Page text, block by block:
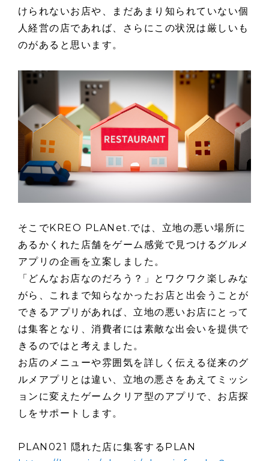
けられないお店や、まだあまり知られていない個
人経営の店であれば、さらにこの状況は厳しいも
のがあると思います。
そこでKREO PLANet.では、立地の悪い場所に
あるかくれた店舗をゲーム感覚で見つけるグルメ
アプリの企画を立案しました。
「どんなお店なのだろう？」とワクワク楽しみな
がら、これまで知らなかったお店と出会うことが
できるアプリがあれば、立地の悪いお店にとって
は集客となり、消費者には素敵な出会いを提供で
きるのではと考えました。
お店のメニューや雰囲気を詳しく伝える従来のグ
ルメアプリとは違い、立地の悪さをあえてミッシ
ョンに変えたゲームクリア型のアプリで、お店探
しをサポートします。
PLAN021 隠れた店に集客するPLAN